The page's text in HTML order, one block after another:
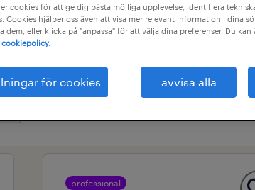
professional
cookies för att ge dig bästa möjliga upplevelse, identifiera
Cookies hjälper oss även att visa mer relevant information i dina
dem, eller klicka på "anpassa" för att välja dina preferenser. Du
cookiepolicy.
för cookies avvisa alla